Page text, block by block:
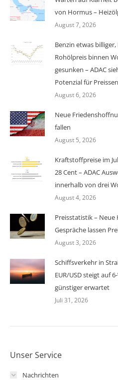
von Hormus –
August 7, 2026
Benzin etwas
Rohölpreis binnen
gesunken – ADAC
Potenzial für
August 6, 2026
Neue
fallen
August 5, 2026
Kraftstoffpreise im
28 Cent – ADAC
innerhalb von drei
August 4, 2026
Preisstatistik –
Gespräche lassen
August 3, 2026
Schiffsverkehr in
EUR/USD steigt auf
günstiger erwartet
Juli 31, 2026
Unser Service
Nachrichten